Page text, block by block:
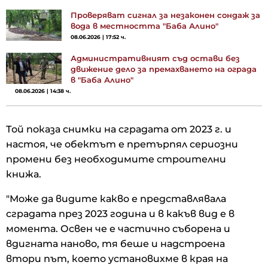
Проверяват сигнал за незаконен сондаж за
вода в местността "Баба Алино"
08.06.2026 | 17:52 ч.
Административният съд остави без
движение дело за премахването на ограда
в "Баба Алино"
08.06.2026 | 14:38 ч.
Той показа снимки на сградата от 2023 г. и
настоя, че обектът е претърпял сериозни
промени без необходимите строителни
книжа.
"Може да видите какво е представлявала
сградата през 2023 година и в какъв вид е в
момента. Освен че е частично съборена и
вдигната наново, тя беше и надстроена
втори път, което установихме в края на